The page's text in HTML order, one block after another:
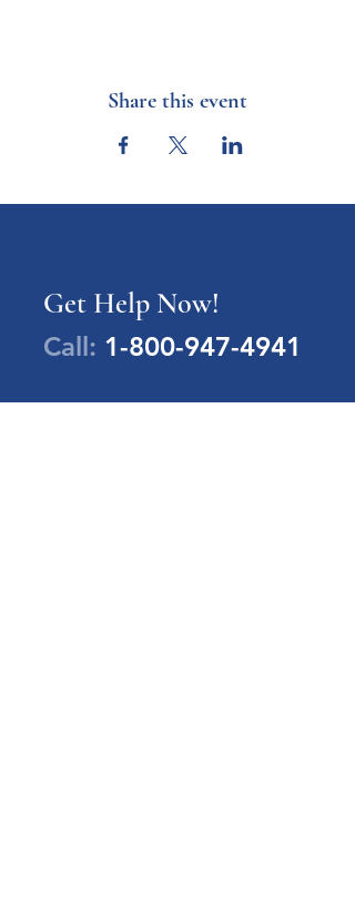
Share this event
Get Help Now!
Call: 1-800-947-4941